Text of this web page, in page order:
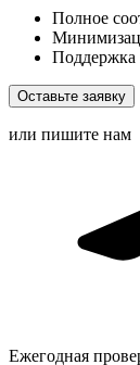
Полное
Поддержка
Оставьте заявку
или пишите нам
Ежегодная